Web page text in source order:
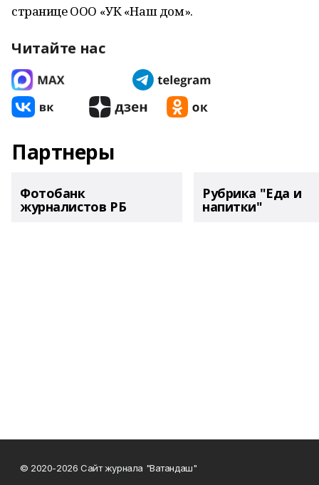
странице ООО «УК «Наш дом».
Читайте нас
Партнеры
Фотобанк
журналистов РБ
Рубрика "Еда и
напитки"
© 2020-2026 Сайт журнала "Ватандаш"